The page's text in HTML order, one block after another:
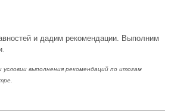
и дадим рекомендации. Выполним
выполнения рекомендаций по итогам